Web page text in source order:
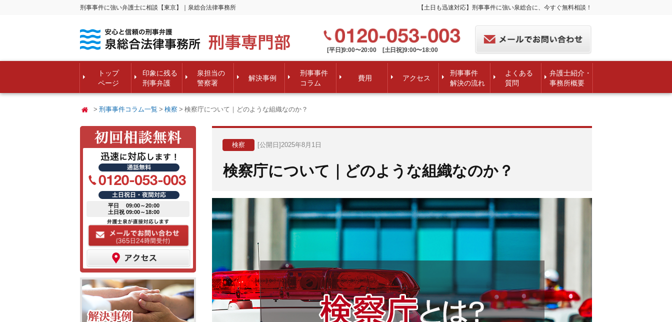
刑事事件に強い弁護士に相談【東京】｜泉総合法律事務所 【土日も迅速対応】刑事事件に強い泉総合に、今すぐ無料相談！
[平日]9:00〜20:00 [土日祝]9:00〜18:00
トップ
ページ
印象に残る
刑事弁護
泉担当の
警察署
解決事例
刑事事件
コラム
費用 アクセス
刑事事件
解決の流れ
よくある
質問
弁護士紹介・
事務所概要
刑事事件コラム一覧 検察 検察庁について｜どのような組織なのか？
検察 [公開日]2025年8月1日
検察庁について｜どのような組織なのか？
平日 09:00～20:00
土日祝 09:00～18:00